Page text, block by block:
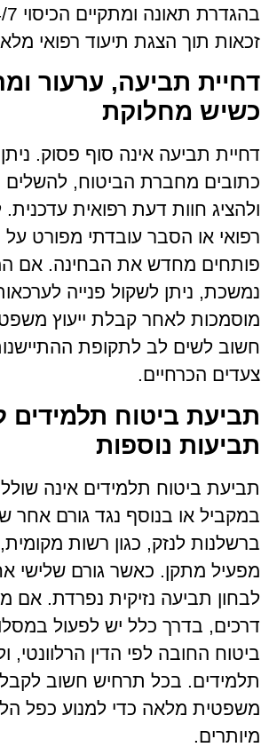
זכאות תוך הצגת תיעוד רפואי
דחיית תביעה, ערעור
כשיש מחלוקת
דחיית תביעה אינה סוף פסוק.
כתובים מחברת הביטוח,
ולהציג חוות דעת רפואית עדכנית.
רפואי או הסבר עובדתי מפורט
פותחים מחדש את הבחינה. אם
נמשכת, ניתן לשקול פנייה
מוסמכות לאחר קבלת ייעוץ
חשוב לשים לב לתקופת
צעדים הכרחיים.
תביעת ביטוח תלמידים
תביעות נוספות
תביעת ביטוח תלמידים אינה
במקביל או בנוסף נגד גורם אחר
ברשלנות לנזק, כגון רשות מקומית,
מפעיל מתקן. כאשר גורם שלישי
לבחון תביעה נזיקית נפרדת. אם
דרכים, בדרך כלל יש לפעול
ביטוח החובה לפי הדין הרלוונטי,
תלמידים. בכל תרחיש חשוב
משפטית מלאה כדי למנוע כפל
מיותרים.